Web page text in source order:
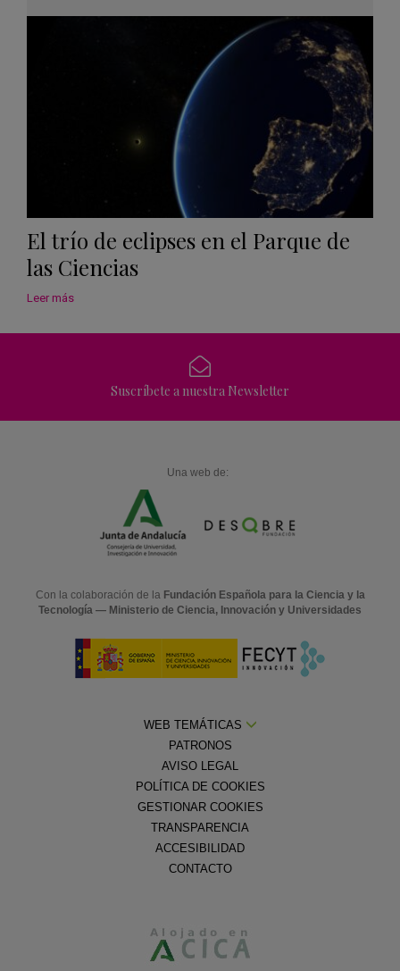
El trío de eclipses en el Parque de
las Ciencias
Leer más
Suscríbete a nuestra Newsletter
Una web de:
Con la colaboración de la Fundación Española para la Ciencia y la
Tecnología — Ministerio de Ciencia, Innovación y Universidades
WEB TEMÁTICAS
PATRONOS
AVISO LEGAL
POLÍTICA DE COOKIES
GESTIONAR COOKIES
TRANSPARENCIA
ACCESIBILIDAD
CONTACTO